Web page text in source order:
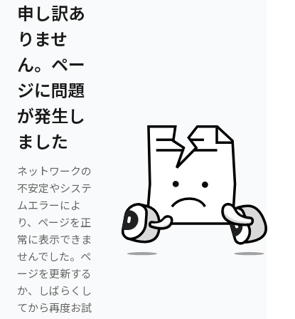
申し訳あ
りませ
ん。ペー
ジに問題
が発生し
ました
ネットワークの
不安定やシステ
ムエラーによ
り、ページを正
常に表示できま
せんでした。ペ
ージを更新する
か、しばらくし
てから再度お試